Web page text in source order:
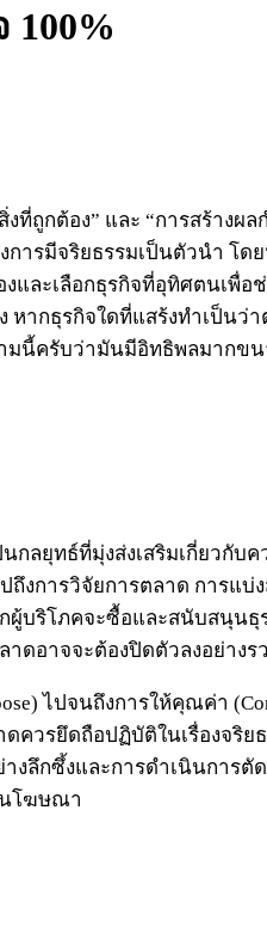
100%
กต้อง” และ “การสร้างผล
มีจริยธรรมเป็นตัวนำ โดย
ละเลือกธุรกิจที่อุทิศตนเพื่อ
ากธุรกิจใดที่แสร้งทำเป็นว่
มนี้ครับว่ามันมีอิทธิพลมากข
ลยุทธ์ที่มุ่งส่งเสริมเกี่ยวกับ
งการวิจัยการตลาด การแ
ผู้บริโภคจะซื้อและสนับสนุน
ดอาจจะต้องปิดตัวลงอย่างร
ไปจนถึงการให้คุณค่า
ควรยึดถือปฏิบัติในเรื่องจริ
ลึกซึ้งและการดำเนินการตั
นโฆษณา